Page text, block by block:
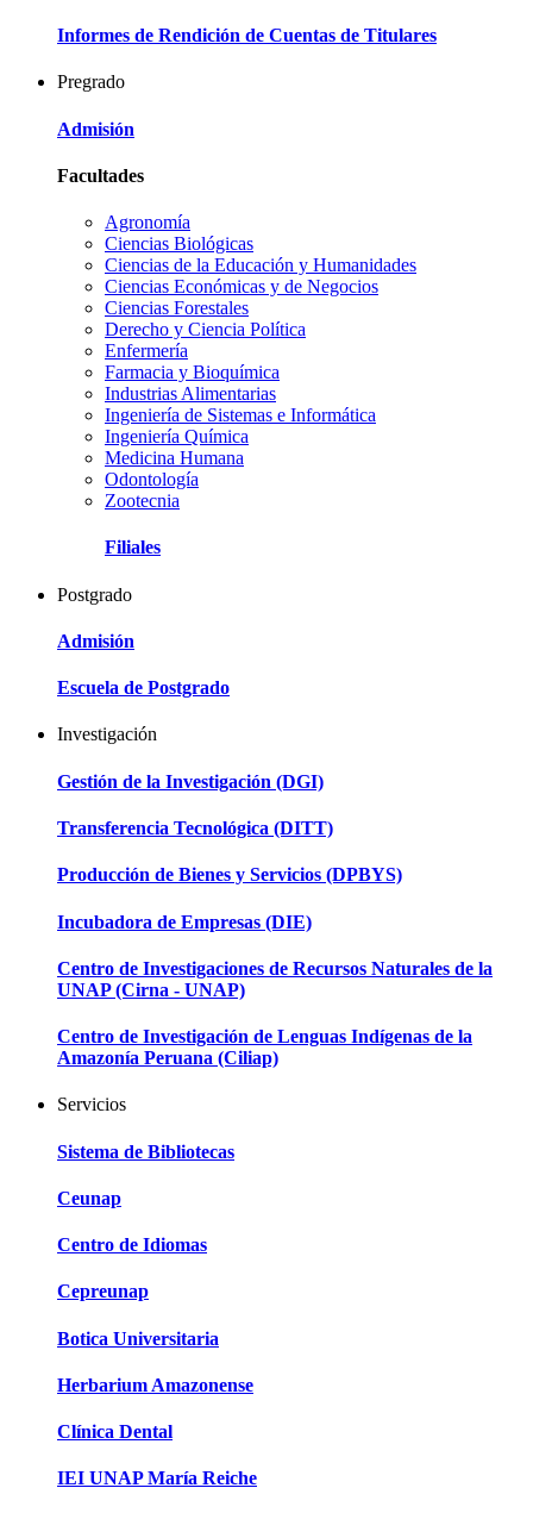
Informes de Rendición de Cuentas de Titulares
Pregrado
Admisión
Facultades
Agronomía
Ciencias Biológicas
Ciencias de la Educación y Humanidades
Ciencias Económicas y de Negocios
Ciencias Forestales
Derecho y Ciencia Política
Enfermería
Farmacia y Bioquímica
Industrias Alimentarias
Ingeniería de Sistemas e Informática
Ingeniería Química
Medicina Humana
Odontología
Zootecnia
Filiales
Postgrado
Admisión
Escuela de Postgrado
Investigación
Gestión de la Investigación (DGI)
Transferencia Tecnológica (DITT)
Producción de Bienes y Servicios (DPBYS)
Incubadora de Empresas (DIE)
Centro de Investigaciones de Recursos Naturales de la
UNAP (Cirna - UNAP)
Centro de Investigación de Lenguas Indígenas de la
Amazonía Peruana (Ciliap)
Servicios
Sistema de Bibliotecas
Ceunap
Centro de Idiomas
Cepreunap
Botica Universitaria
Herbarium Amazonense
Clínica Dental
IEI UNAP María Reiche